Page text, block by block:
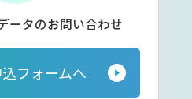
ータのお問い合わせ
フォームへ